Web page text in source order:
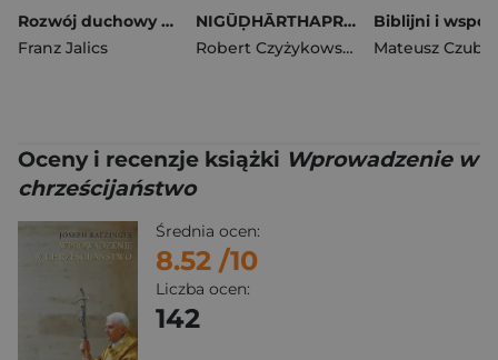
Rozwój duchowy Pogłębianie życia z Bogiem. Pogłębianie życia z Bogiem wyd. 2
Franz Jalics
NIGŪḌHĀRTHAPRAKĀŚĀVALĪ. Zbiór objaśnień tajemnych znaczeń. Tekst, rytuał, interpretacja. Jagiellońskie Monografie Religioznawcze
Robert Czyżykowski
Mateusz
Oceny i recenzje książki Wprowadzenie w
chrześcijaństwo
Średnia ocen:
8.52 /10
Liczba ocen:
142